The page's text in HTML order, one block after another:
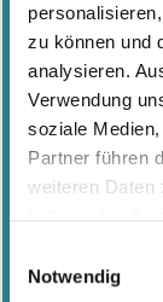
zu können und
analysieren.
Verwendung
soziale
Partner führen
weiteren Daten
Notwendig